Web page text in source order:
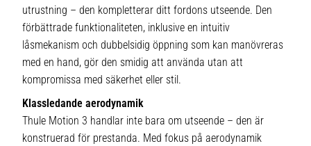
utrustning – den kompletterar ditt fordons utseende. Den
förbättrade funktionaliteten, inklusive en intuitiv
låsmekanism och dubbelsidig öppning som kan manövreras
med en hand, gör den smidig att använda utan att
kompromissa med säkerhet eller stil.
Klassledande aerodynamik
Thule Motion 3 handlar inte bara om utseende – den är
konstruerad för prestanda. Med fokus på aerodynamik